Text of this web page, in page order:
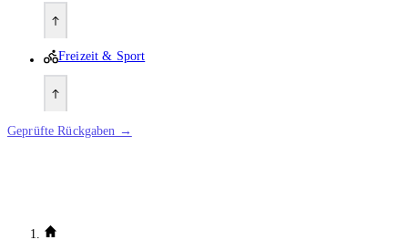
Freizeit & Sport
Geprüfte Rückgaben →